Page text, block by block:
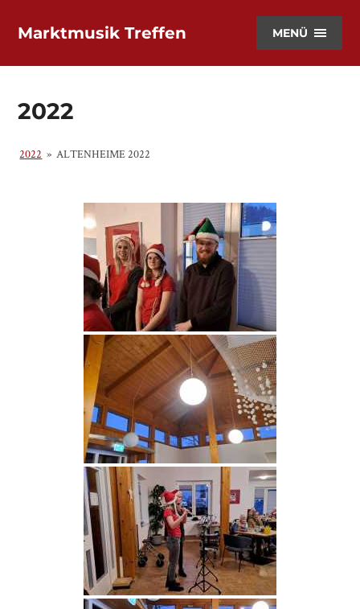
Marktmusik Treffen MENÜ
2022
2022 » ALTENHEIME 2022